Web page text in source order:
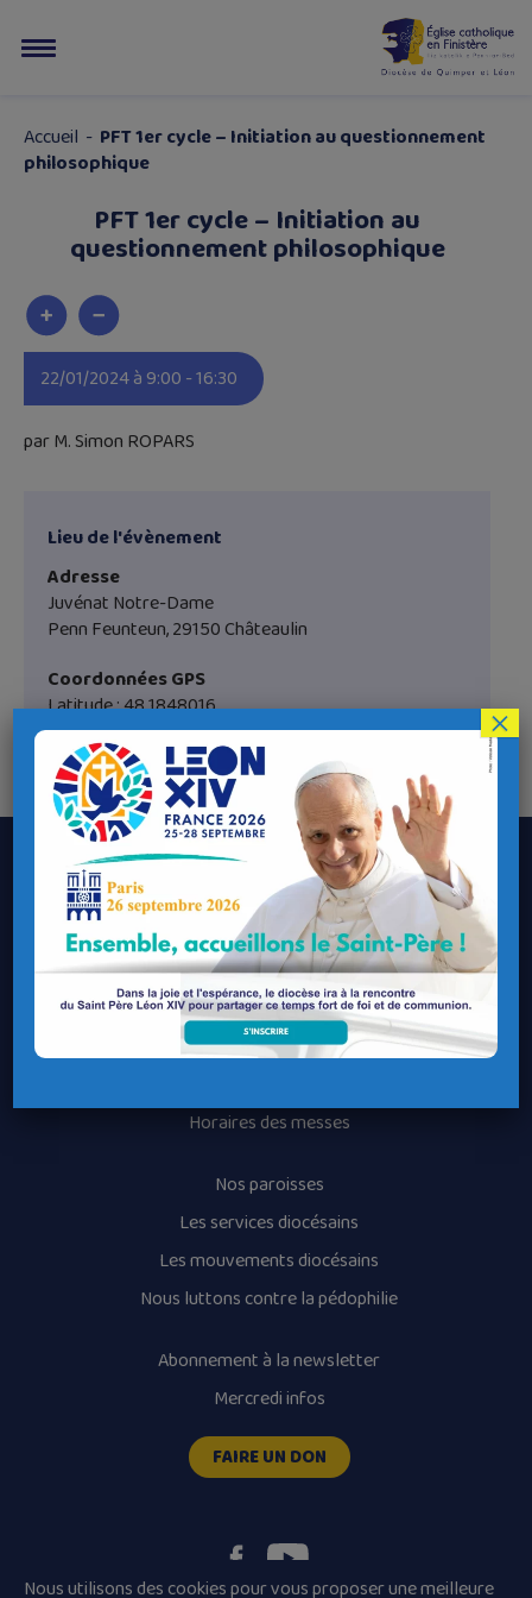
Accueil - PFT 1er cycle – Initiation au questionnement
philosophique
PFT 1er cycle – Initiation au
questionnement philosophique
22/01/2024 à 9:00 - 16:30
par M. Simon ROPARS
Lieu de l'évènement
Adresse
Juvénat Notre-Dame
Penn Feunteun, 29150 Châteaulin
Coordonnées GPS
Latitude : 48.1848016
Longitude : -3.982142
Le Diocèse de Quimper et Léon
Contacter le Diocèse
Contacter ma Paroisse
Contacter un service
Contacter une permanence
Horaires des messes
Nos paroisses
Les services diocésains
Les mouvements diocésains
Nous luttons contre la pédophilie
Abonnement à la newsletter
Mercredi infos
FAIRE UN DON
×
Nous utilisons des cookies pour vous proposer une meilleure